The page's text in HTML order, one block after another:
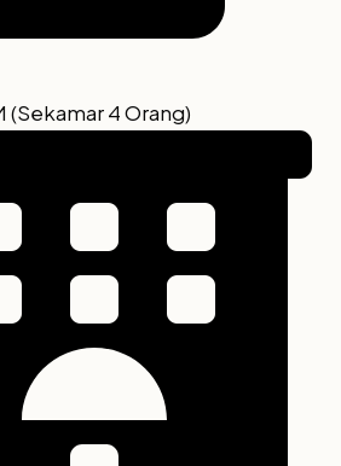
(Sekamar 4 Orang)